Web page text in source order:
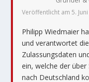
Veröffentlicht am 5.
Philipp Wiedmaier
und verantwortet
Zulassungsdaten
ein, welche der
nach Deutschland